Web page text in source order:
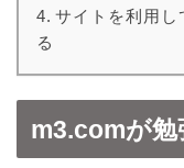
サイトを利用し
る
m3.comが勉